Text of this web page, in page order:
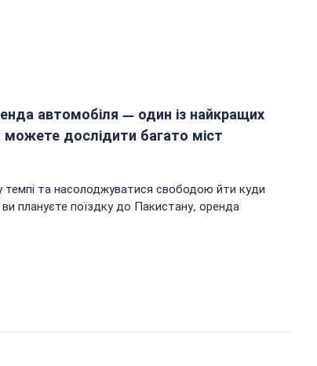
автомобіля — один із найкращих
можете дослідити багато міст
темпі та насолоджуватися свободою йти куди
плануєте поїздку до Пакистану, оренда